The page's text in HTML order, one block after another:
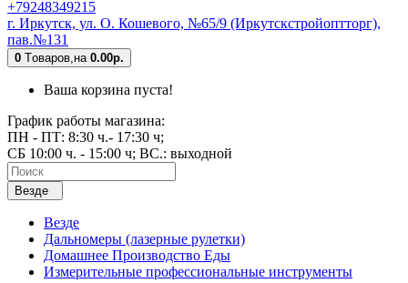
+79248349215
г. Иркутск, ул. О. Кошевого, №65/9 (Иркутскстройоптторг),
пав.№131
0 Tоваров, на 0.00р.
Ваша корзина пуста!
График работы магазина:
ПН - ПТ: 8:30 ч.- 17:30 ч;
СБ 10:00 ч. - 15:00 ч; ВС.: выходной
Везде
Везде
Дальномеры (лазерные рулетки)
Домашнее Производство Еды
Измерительные профессиональные инструменты